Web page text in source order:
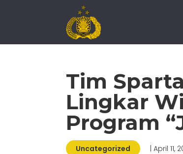
Tim
Lingkar
Program
Uncategorized | April 11,